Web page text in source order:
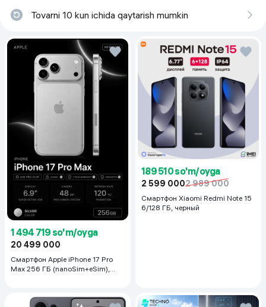
Audio:3D Spatial Audio ichki dinamiklar
taxminan 2,5 soat
🧠Xulosa:
Meta Quest 3 512GB— bu virtual reallikning kelajagi bugunoq
mavjud ekanini ko‘rsatadigan qurilma. O‘yinlar, filmlar, fitness va
ta’lim — barchasi yuqori darajadagi realistik va immersiv formatda
Tovarni 10 kun ichida qaytarish mumkin
1 494 719 so'm/oyga
20 499 000
Смартфон Apple iPhone 17 Pro
Max 256 ГБ (nanoSim+eSim),
189 510 so'm/oyga
2 599 0002 989 000
Смартфон Xiaomi Redmi Note 15
6/128 ГБ, черный